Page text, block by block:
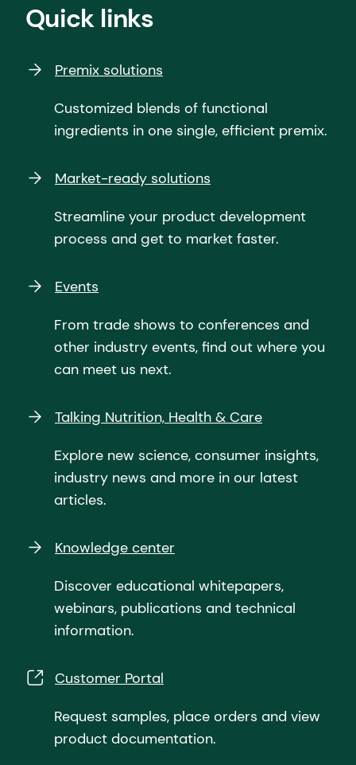
Quick links
Premix solutions
Customized blends of functional
ingredients in one single, efficient premix.
Market-ready solutions
Streamline your product development
process and get to market faster.
Events
From trade shows to conferences and
other industry events, find out where you
can meet us next.
Talking Nutrition, Health & Care
Explore new science, consumer insights,
industry news and more in our latest
articles.
Knowledge center
Discover educational whitepapers,
webinars, publications and technical
information.
Customer Portal
Request samples, place orders and view
product documentation.